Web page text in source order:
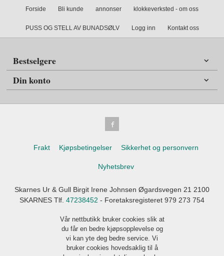
Forside Bli kunde annonser klokkeverksted - om oss
PUSS OG STELL AV BUNADSØLV Logg inn Kontakt oss
Bestselgere
Din konto
Frakt Kjøpsbetingelser Sikkerhet og personvern
Nyhetsbrev
Skarnes Ur & Gull Birgit Irene Johnsen Øgardsvegen 21 2100
SKARNES Tlf. 47238452 - Foretaksregisteret 979 273 754
Vår nettbutikk bruker cookies slik at
du får en bedre kjøpsopplevelse og
vi kan yte deg bedre service. Vi
bruker cookies hovedsaklig til å